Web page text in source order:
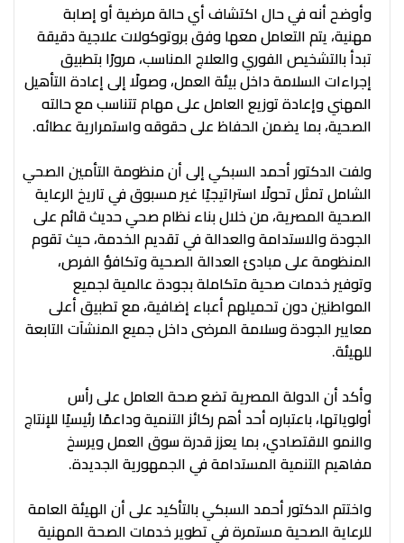
وأوضح أنه في حال اكتشاف أي حالة مرضية أو إصابة
مهنية، يتم التعامل معها وفق بروتوكولات علاجية دقيقة
تبدأ بالتشخيص الفوري والعلاج المناسب، مرورًا بتطبيق
إجراءات السلامة داخل بيئة العمل، وصولًا إلى إعادة التأهيل
المهني وإعادة توزيع العامل على مهام تتناسب مع حالته
الصحية، بما يضمن الحفاظ على حقوقه واستمرارية عطائه.
ولفت الدكتور أحمد السبكي إلى أن منظومة التأمين الصحي
الشامل تمثل تحولًا استراتيجيًا غير مسبوق في تاريخ الرعاية
الصحية المصرية، من خلال بناء نظام صحي حديث قائم على
الجودة والاستدامة والعدالة في تقديم الخدمة، حيث تقوم
المنظومة على مبادئ العدالة الصحية وتكافؤ الفرص،
وتوفير خدمات صحية متكاملة بجودة عالمية لجميع
المواطنين دون تحميلهم أعباء إضافية، مع تطبيق أعلى
معايير الجودة وسلامة المرضى داخل جميع المنشآت التابعة
للهيئة.
وأكد أن الدولة المصرية تضع صحة العامل على رأس
أولوياتها، باعتباره أحد أهم ركائز التنمية وداعمًا رئيسيًا للإنتاج
والنمو الاقتصادي، بما يعزز قدرة سوق العمل ويرسخ
مفاهيم التنمية المستدامة في الجمهورية الجديدة.
واختتم الدكتور أحمد السبكي بالتأكيد على أن الهيئة العامة
للرعاية الصحية مستمرة في تطوير خدمات الصحة المهنية